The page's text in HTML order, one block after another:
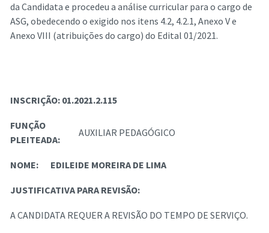
da Candidata e procedeu a análise curricular para o cargo de
ASG, obedecendo o exigido nos itens 4.2, 4.2.1, Anexo V e
Anexo VIII (atribuições do cargo) do Edital 01/2021.
INSCRIÇÃO: 01.2021.2.115
FUNÇÃO
PLEITEADA:
AUXILIAR PEDAGÓGICO
NOME: EDILEIDE MOREIRA DE LIMA
JUSTIFICATIVA PARA REVISÃO:
A CANDIDATA REQUER A REVISÃO DO TEMPO DE SERVIÇO.